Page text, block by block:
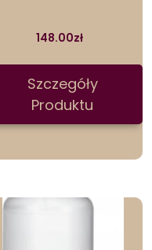
148.00zł
Szczegóły
Produktu